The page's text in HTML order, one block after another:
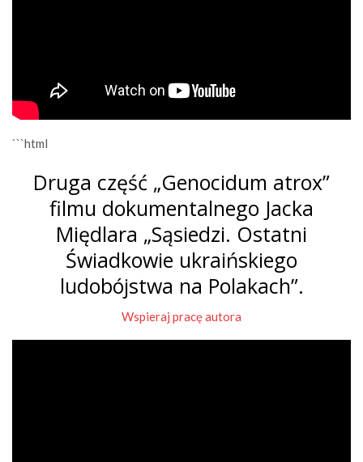
```html
Druga część „Genocidum atrox”
filmu dokumentalnego Jacka
Międlara „Sąsiedzi. Ostatni
Świadkowie ukraińskiego
ludobójstwa na Polakach”.
Wspieraj pracę autora